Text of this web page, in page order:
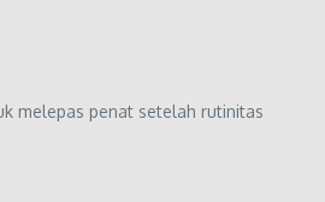
melepas penat setelah rutinitas